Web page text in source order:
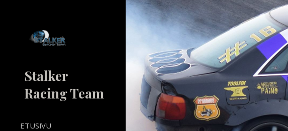
Skip to main content
Stalker
Racing Team
ETUSIVU